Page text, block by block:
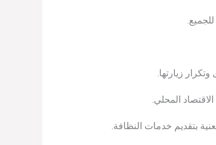
زيارتها.
المحلي.
بتقديم خدمات النظافة.